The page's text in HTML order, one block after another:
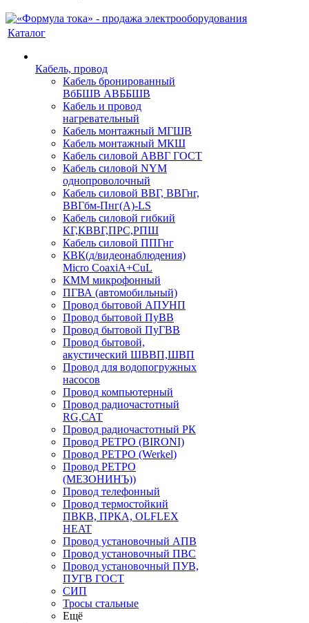
Каталог
Кабель, провод
Кабель бронированный
ВбБШВ АВББШВ
Кабель и провод
нагревательный
Кабель монтажный МГШВ
Кабель монтажный МКШ
Кабель силовой АВВГ ГОСТ
Кабель силовой NYM
однопроволочный
Кабель силовой ВВГ, ВВГнг,
ВВГбм-Пнг(А)-LS
Кабель силовой гибкий
КГ,КВВГ,ПРС,РПШ
Кабель силовой ППГнг
КВК(д/видеонаблюдения)
Micro CoaxiA+CuL
КММ микрофонный
ПГВА (автомобильный)
Провод бытовой АПУНП
Провод бытовой ПуВВ
Провод бытовой ПуГВВ
Провод бытовой,
акустический ШВВП,ШВП
Провод для водопогружных
насосов
Провод компьютерный
Провод радиочастотный
RG,САТ
Провод радиочастотный РК
Провод РЕТРО (BIRONI)
Провод РЕТРО (Werkel)
Провод РЕТРО
(МЕЗОНИНЪ))
Провод телефонный
Провод термостойкий
ПВКВ, ПРКА, OLFLEX
HEAT
Провод установочный АПВ
Провод установочный ПВС
Провод установочный ПУВ,
ПУГВ ГОСТ
СИП
Тросы стальные
Ещё